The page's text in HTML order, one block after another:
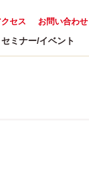
お問い合わせ
セス
セミナー/イベント